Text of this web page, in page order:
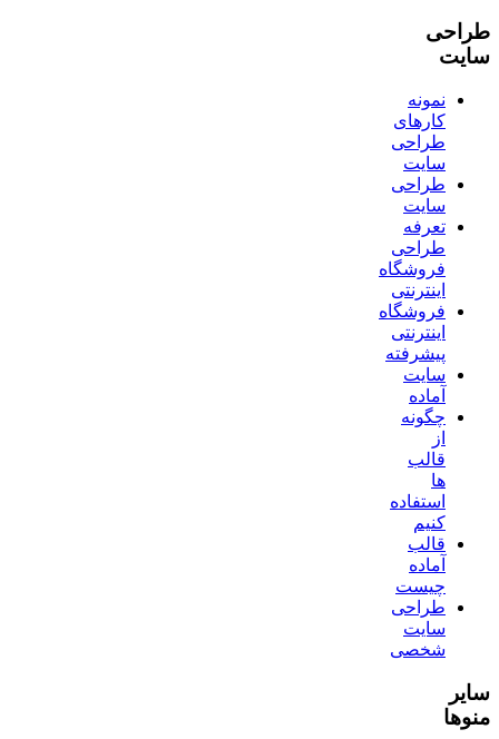
طراحی
سایت
نمونه
کارهای
طراحی
سایت
طراحی
سایت
تعرفه
طراحی
فروشگاه
اینترنتی
فروشگاه
اینترنتی
پیشرفته
سایت
آماده
چگونه
از
قالب
ها
استفاده
کنیم
قالب
آماده
چیست
طراحی
سایت
شخصی
سایر
منوها